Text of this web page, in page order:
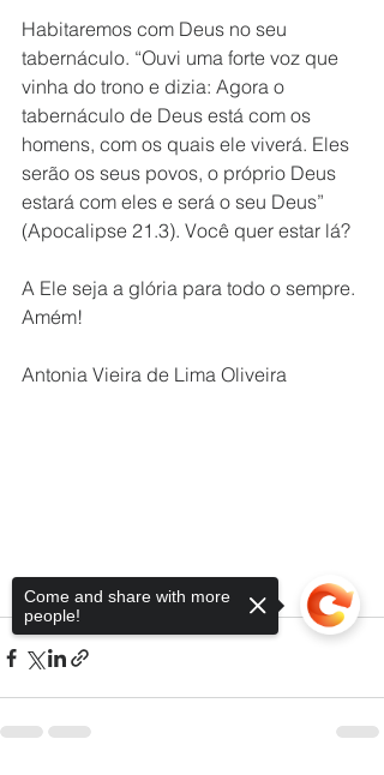
Habitaremos com Deus no seu
tabernáculo. “Ouvi uma forte voz que
vinha do trono e dizia: Agora o
tabernáculo de Deus está com os
homens, com os quais ele viverá. Eles
serão os seus povos, o próprio Deus
estará com eles e será o seu Deus”
(Apocalipse 21.3). Você quer estar lá?
A Ele seja a glória para todo o sempre.
Amém!
Antonia Vieira de Lima Oliveira
Come and share with more
people!